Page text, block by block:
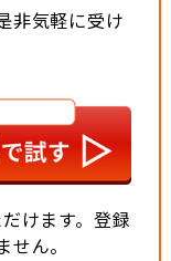
非気軽に受け
けます。登録
ん。